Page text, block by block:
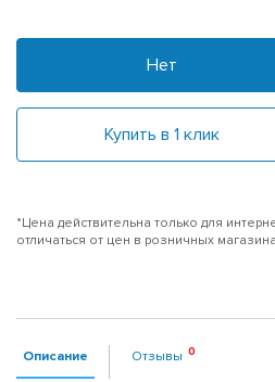
Нет
Купить в 1 клик
*Цена действительна только для
отличаться от цен в розничных
Описание Отзывы